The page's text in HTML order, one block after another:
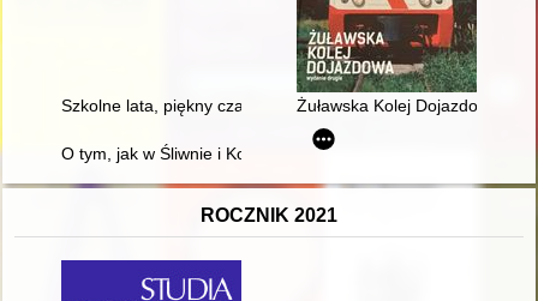
Szkolne lata, piękny czas... Zespół SzkółŻuławska Kolej Dojazdowa
O tym, jak w Śliwnie i Konowałach kościoły budowano
ROCZNIK 2021